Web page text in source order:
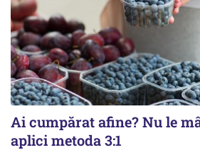
Ai cumpărat afine? Nu le
aplici metoda 3:1